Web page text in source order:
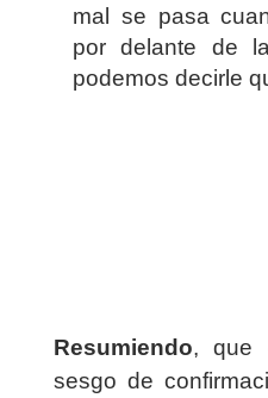
mal se pasa
por delante de
podemos decirle
Resumiendo, que
sesgo de